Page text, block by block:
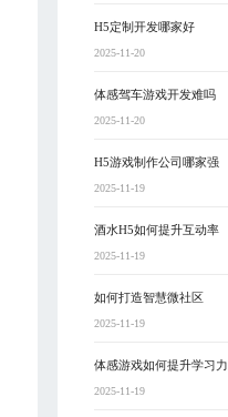
H5定制开发哪家好
2025-11-20
体感驾车游戏开发难吗
2025-11-20
H5游戏制作公司哪家强
2025-11-19
酒水H5如何提升互动率
2025-11-19
如何打造智慧微社区
2025-11-19
体感游戏如何提升学习力
2025-11-19